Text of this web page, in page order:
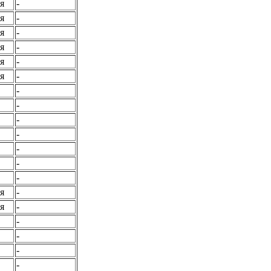
-
-
-
-
-
-
-
-
-
-
-
-
-
-
-
-
-
-
-